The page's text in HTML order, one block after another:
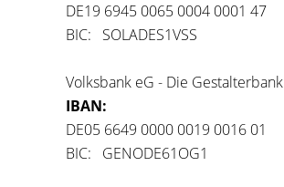
DE19 6945 0065 0004 0001 47
BIC: SOLADES1VSS
Volksbank eG - Die Gestalterbank
IBAN:
DE05 6649 0000 0019 0016 01
BIC: GENODE61OG1